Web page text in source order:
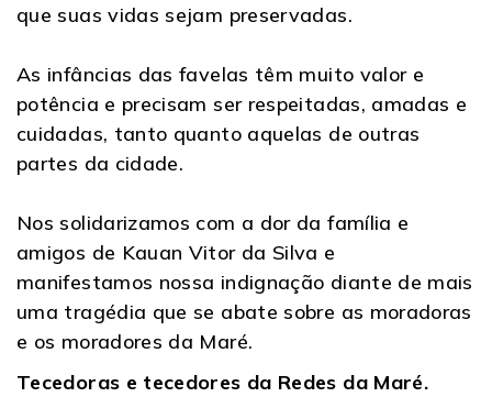
que suas vidas sejam preservadas.
As infâncias das favelas têm muito valor e
potência e precisam ser respeitadas, amadas e
cuidadas, tanto quanto aquelas de outras
partes da cidade.
Nos solidarizamos com a dor da família e
amigos de Kauan Vitor da Silva e
manifestamos nossa indignação diante de mais
uma tragédia que se abate sobre as moradoras
e os moradores da Maré.
Tecedoras e tecedores da Redes da Maré.